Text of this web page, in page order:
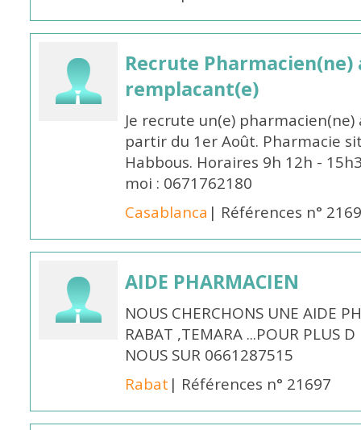
Recrute
remplacant(e)
Je recrute un(e)
partir du 1er Août. Pharmacie
Habbous. Horaires 9h 12h -
moi : 0671762180
Casablanca | Références n°
AIDE PHARMACIEN
NOUS CHERCHONS UNE AIDE
RABAT ,TEMARA ...POUR PLUS
NOUS SUR 0661287515
Rabat | Références n° 21697